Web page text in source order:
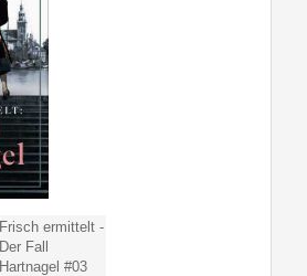
Frisch ermittelt -
Der Fall
Hartnagel #03